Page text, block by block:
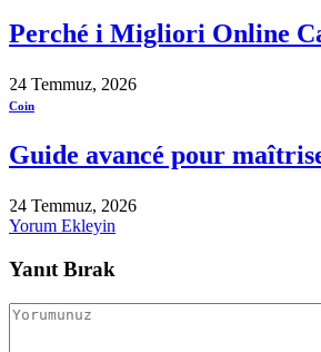
Perché i Migliori Online
24 Temmuz, 2026
Coin
Guide avancé pour
24 Temmuz, 2026
Yorum Ekleyin
Yanıt Bırak